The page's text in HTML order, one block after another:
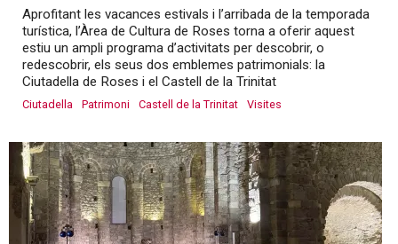
Aprofitant les vacances estivals i l’arribada de la temporada
turística, l’Àrea de Cultura de Roses torna a oferir aquest
estiu un ampli programa d’activitats per descobrir, o
redescobrir, els seus dos emblemes patrimonials: la
Ciutadella de Roses i el Castell de la Trinitat
Ciutadella Patrimoni Castell de la Trinitat Visites